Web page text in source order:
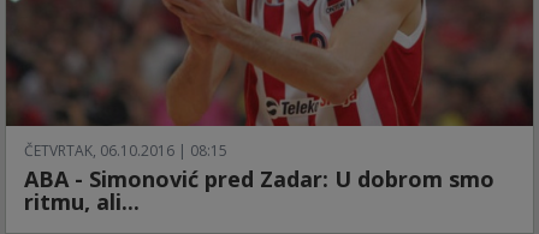
ČETVRTAK, 06.10.2016 | 08:15
ABA - Simonović pred Zadar: U dobrom smo
ritmu, ali...